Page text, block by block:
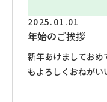
2025.01.01
年始のご挨拶
新年あけましておめで
もよろしくおねがいいたし